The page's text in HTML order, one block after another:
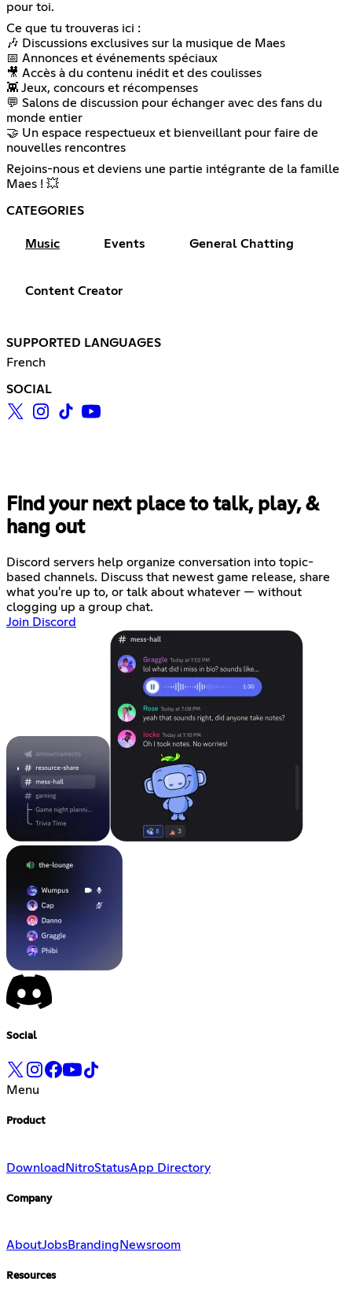
pour toi.
Ce que tu trouveras ici :
🎶 Discussions exclusives sur la musique de Maes
📅 Annonces et événements spéciaux
🎥 Accès à du contenu inédit et des coulisses
👾 Jeux, concours et récompenses
💬 Salons de discussion pour échanger avec des fans du
monde entier
🤝 Un espace respectueux et bienveillant pour faire de
nouvelles rencontres
Rejoins-nous et deviens une partie intégrante de la famille
Maes ! 💥
CATEGORIES
Music Events General Chatting
Content Creator
SUPPORTED LANGUAGES
French
SOCIAL
Find your next place to talk, play, &
hang out
Discord servers help organize conversation into topic-
based channels. Discuss that newest game release, share
what you're up to, or talk about whatever — without
clogging up a group chat.
Join Discord
Social
Menu
Product
Download NitroStatusApp Directory
Company
AboutJobsBranding Newsroom
Resources